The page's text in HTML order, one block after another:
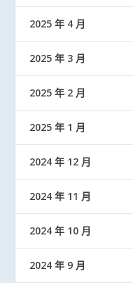
2025 年 4 月
2025 年 3 月
2025 年 2 月
2025 年 1 月
2024 年 12 月
2024 年 11 月
2024 年 10 月
2024 年 9 月